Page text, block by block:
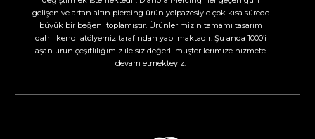
gelişen ve artan altın piercing ürün yelpazesiyle çok kısa sürede
büyük bir beğeni toplamıştır. Ürünlerimizin tamamı tasarım
dahil kendi atölyemiz tarafından yapılmaktadır. Şu anda 1000’i
aşan ürün çeşitliliğimiz ile siz değerli müşterilerimize hizmete
devam etmekteyiz.​